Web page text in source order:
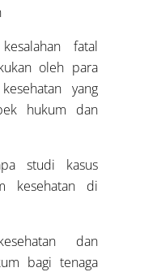
fatal
oleh para
yang
hukum dan
studi kasus
kesehatan di
dan
bagi tenaga